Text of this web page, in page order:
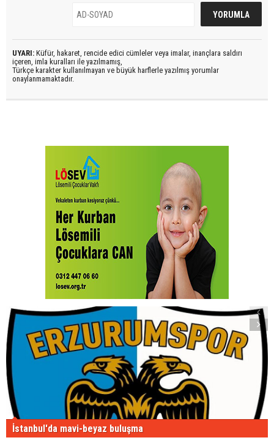
UYARI: Küfür, hakaret, rencide edici cümleler veya imalar, inançlara saldırı
içeren, imla kuralları ile yazılmamış,
Türkçe karakter kullanılmayan ve büyük harflerle yazılmış yorumlar
onaylanmamaktadır.
İstanbul'da mavi-beyaz buluşma